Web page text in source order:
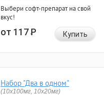
Выбери софт-препарат на свой
вкус!
от 117Р Купить
Набор "Два в одном"
(10x100мг, 10x20мг)